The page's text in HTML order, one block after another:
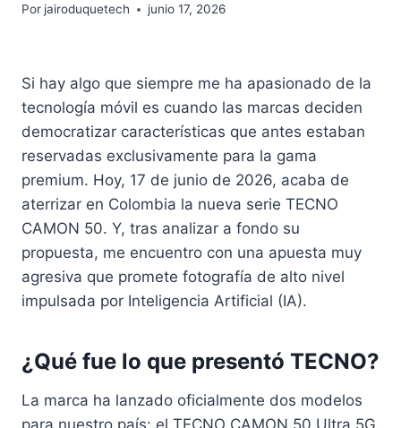
Por jairoduquetech junio 17, 2026
Si hay algo que siempre me ha apasionado de la
tecnología móvil es cuando las marcas deciden
democratizar características que antes estaban
reservadas exclusivamente para la gama
premium. Hoy, 17 de junio de 2026, acaba de
aterrizar en Colombia la nueva serie TECNO
CAMON 50. Y, tras analizar a fondo su
propuesta, me encuentro con una apuesta muy
agresiva que promete fotografía de alto nivel
impulsada por Inteligencia Artificial (IA).
¿Qué fue lo que presentó TECNO?
La marca ha lanzado oficialmente dos modelos